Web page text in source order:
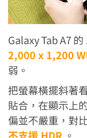
Galaxy Tab A7
2,000 x 1,200
弱。
把螢幕橫擺斜著
貼合，在顯示上
偏並不嚴重，對